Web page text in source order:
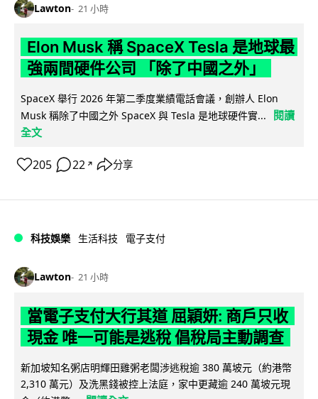
Lawton 21 小時
Elon Musk 稱 SpaceX Tesla 是地球最
強兩間硬件公司 「除了中國之外」
SpaceX 舉行 2026 年第二季度業績電話會議，創辦人 Elon
Musk 稱除了中國之外 SpaceX 與 Tesla 是地球硬件實...
閱讀
全文
205 22 ↗ 分享
科技娛樂 生活科技 電子支付
Lawton 21 小時
當電子支付大行其道 屈穎妍: 商戶只收
現金 唯一可能是逃稅 倡稅局主動調查
新加坡知名粥店明輝田雞粥老闆涉逃稅逾 380 萬坡元（約港幣
2,310 萬元）及洗黑錢被控上法庭，家中更藏逾 240 萬坡元現